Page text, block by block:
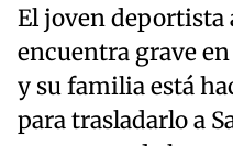
El joven deportista
encuentra grave
y su familia está
para trasladarlo a